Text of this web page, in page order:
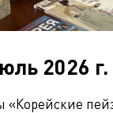
2026 г.
«Корейские